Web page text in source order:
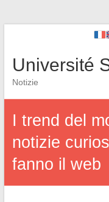
Université
Notizie
I trend del
notizie
fanno il web